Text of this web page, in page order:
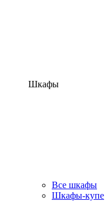
Шкафы
Все шкафы
Шкафы-купе